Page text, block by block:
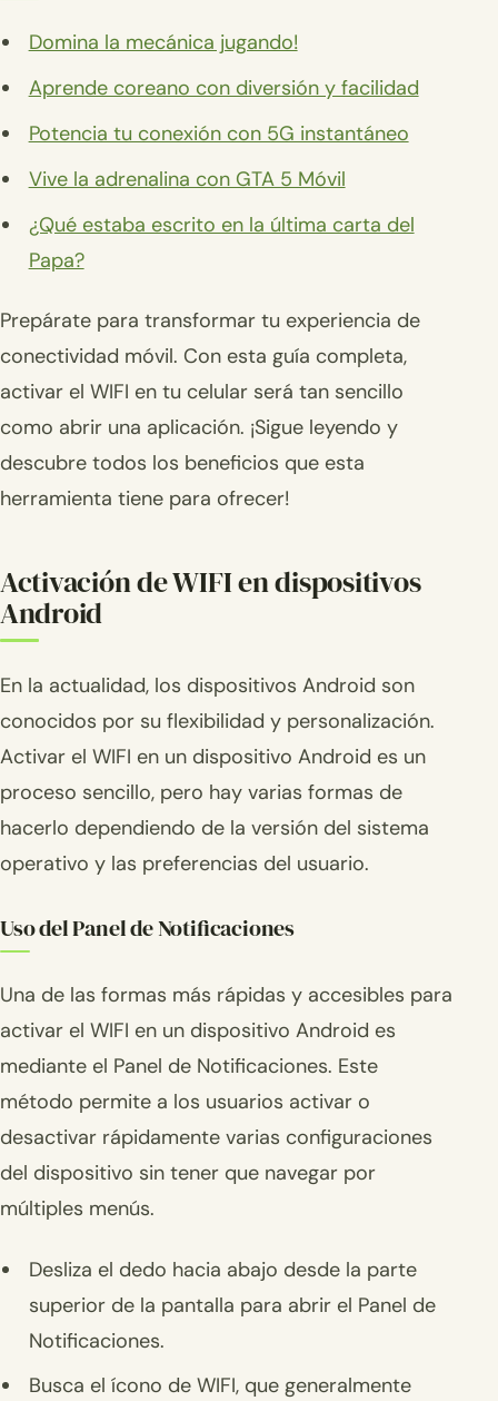
Domina la mecánica jugando!
Aprende coreano con diversión y facilidad
Potencia tu conexión con 5G instantáneo
Vive la adrenalina con GTA 5 Móvil
¿Qué estaba escrito en la última carta del
Papa?
Prepárate para transformar tu experiencia de
conectividad móvil. Con esta guía completa,
activar el WIFI en tu celular será tan sencillo
como abrir una aplicación. ¡Sigue leyendo y
descubre todos los beneficios que esta
herramienta tiene para ofrecer!
Activación de WIFI en dispositivos
Android
En la actualidad, los dispositivos Android son
conocidos por su flexibilidad y personalización.
Activar el WIFI en un dispositivo Android es un
proceso sencillo, pero hay varias formas de
hacerlo dependiendo de la versión del sistema
operativo y las preferencias del usuario.
Uso del Panel de Notificaciones
Una de las formas más rápidas y accesibles para
activar el WIFI en un dispositivo Android es
mediante el Panel de Notificaciones. Este
método permite a los usuarios activar o
desactivar rápidamente varias configuraciones
del dispositivo sin tener que navegar por
múltiples menús.
Desliza el dedo hacia abajo desde la parte
superior de la pantalla para abrir el Panel de
Notificaciones.
Busca el ícono de WIFI, que generalmente